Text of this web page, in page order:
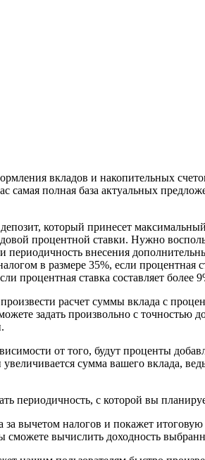
вкладов и накопительных
самая полная база актуальных
который принесет
процентной ставки. Нужно
периодичность внесения
в размере 35%, если
процентная ставка составляет более
расчет суммы вклада с
задать произвольно с
от того, будут проценты
сумма вашего вклада,
периодичность, с которой вы
за вычетом налогов и покажет
вычислить доходность